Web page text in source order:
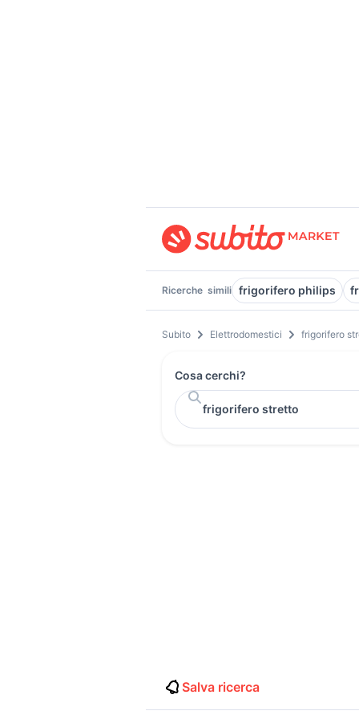
Ricerche simili frigorifero philips
Subito Elettrodomestici frigorifero
Cosa cerchi?
Salva ricerca